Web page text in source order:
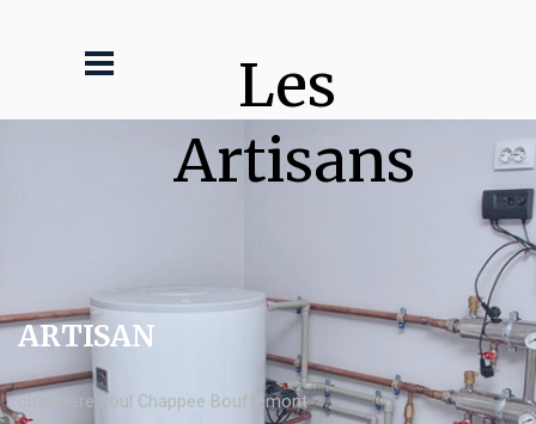
Les
Artisans
ARTISAN
chaudière fioul Chappee Bouffémont